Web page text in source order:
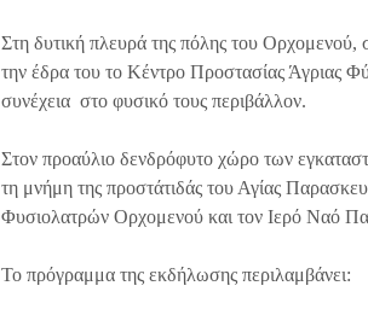
Στη δυτική πλευρά της πόλης του Ορχομενού,
την έδρα του το Κέντρο Προστασίας Άγριας
συνέχεια στο φυσικό τους περιβάλλον.
Στον προαύλιο δενδρόφυτο χώρο των
τη μνήμη της προστάτιδάς του Αγίας
Φυσιολατρών Ορχομενού και τον Ιερό Ναό
Το πρόγραμμα της εκδήλωσης περιλαμβάνει: